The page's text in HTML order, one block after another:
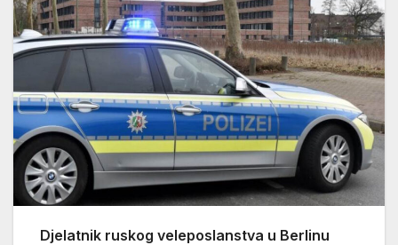
Djelatnik ruskog veleposlanstva u Berlinu